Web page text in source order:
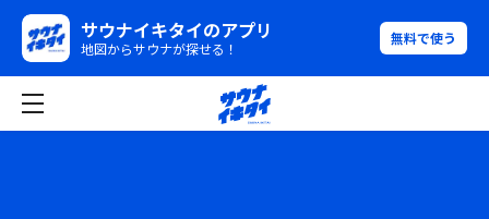
サウナイキタイのアプリ
地図からサウナが探せる！
無料で使う